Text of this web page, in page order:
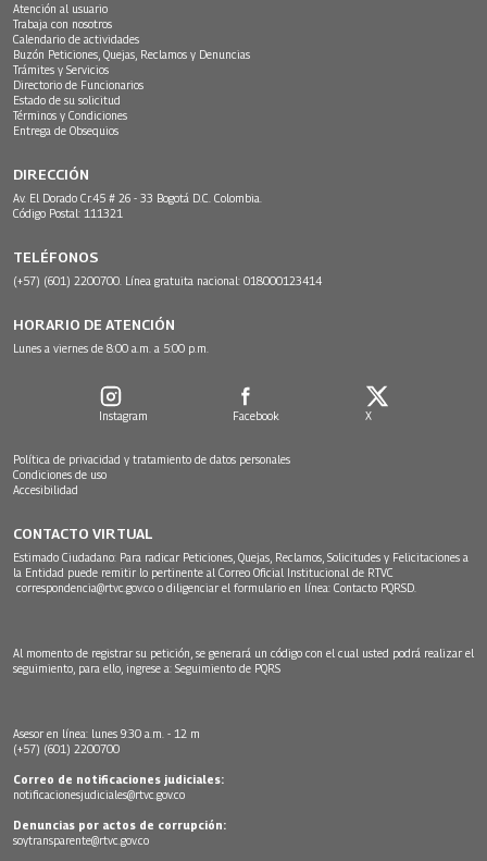
Atención al usuario
Trabaja con nosotros
Calendario de actividades
Buzón Peticiones, Quejas, Reclamos y Denuncias
Trámites y Servicios
Directorio de Funcionarios
Estado de su solicitud
Términos y Condiciones
Entrega de Obsequios
DIRECCIÓN
Av. El Dorado Cr.45 # 26 - 33 Bogotá D.C. Colombia.
Código Postal: 111321
TELÉFONOS
(+57) (601) 2200700. Línea gratuita nacional: 018000123414
HORARIO DE ATENCIÓN
Lunes a viernes de 8:00 a.m. a 5:00 p.m.
Instagram Facebook X
Política de privacidad y tratamiento de datos personales
Condiciones de uso
Accesibilidad
CONTACTO VIRTUAL
Estimado Ciudadano: Para radicar Peticiones, Quejas, Reclamos, Solicitudes y Felicitaciones a
la Entidad puede remitir lo pertinente al Correo Oficial Institucional de RTVC
correspondencia@rtvc.gov.co o diligenciar el formulario en línea: Contacto PQRSD.
Al momento de registrar su petición, se generará un código con el cual usted podrá realizar el
seguimiento, para ello, ingrese a: Seguimiento de PQRS
Asesor en línea: lunes 9:30 a.m. - 12 m
(+57) (601) 2200700
Correo de notificaciones judiciales:
notificacionesjudiciales@rtvc.gov.co
Denuncias por actos de corrupción:
soytransparente@rtvc.gov.co